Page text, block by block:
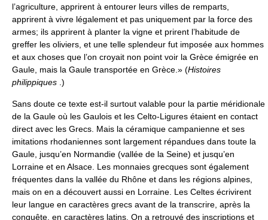
l’agriculture, apprirent à entourer leurs villes de remparts,
apprirent à vivre légalement et pas uniquement par la force des
armes; ils apprirent à planter la vigne et prirent l’habitude de
greffer les oliviers, et une telle splendeur fut imposée aux hommes
et aux choses que l’on croyait non point voir la Grèce émigrée en
Gaule, mais la Gaule transportée en Grèce.» (Histoires
philippiques .)
Sans doute ce texte est-il surtout valable pour la partie méridionale
de la Gaule où les Gaulois et les Celto-Ligures étaient en contact
direct avec les Grecs. Mais la céramique campanienne et ses
imitations rhodaniennes sont largement répandues dans toute la
Gaule, jusqu’en Normandie (vallée de la Seine) et jusqu’en
Lorraine et en Alsace. Les monnaies grecques sont également
fréquentes dans la vallée du Rhône et dans les régions alpines,
mais on en a découvert aussi en Lorraine. Les Celtes écrivirent
leur langue en caractères grecs avant de la transcrire, après la
conquête, en caractères latins. On a retrouvé des inscriptions et